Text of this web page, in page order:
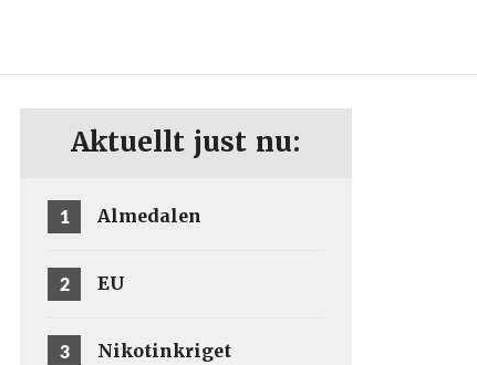
Aktuellt just nu:
1 Almedalen
2 EU
3 Nikotinkriget